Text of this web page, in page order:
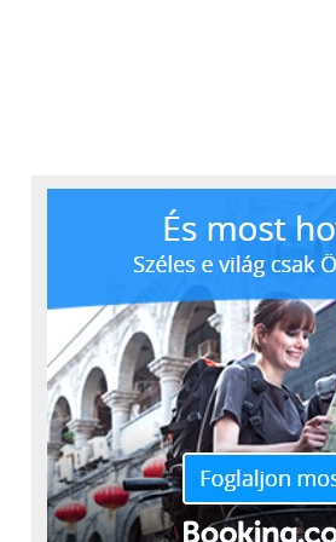
A készülékben nincs FM-rádió,
hiányozni fog, ezen csak
segíteni, amihez folytonos